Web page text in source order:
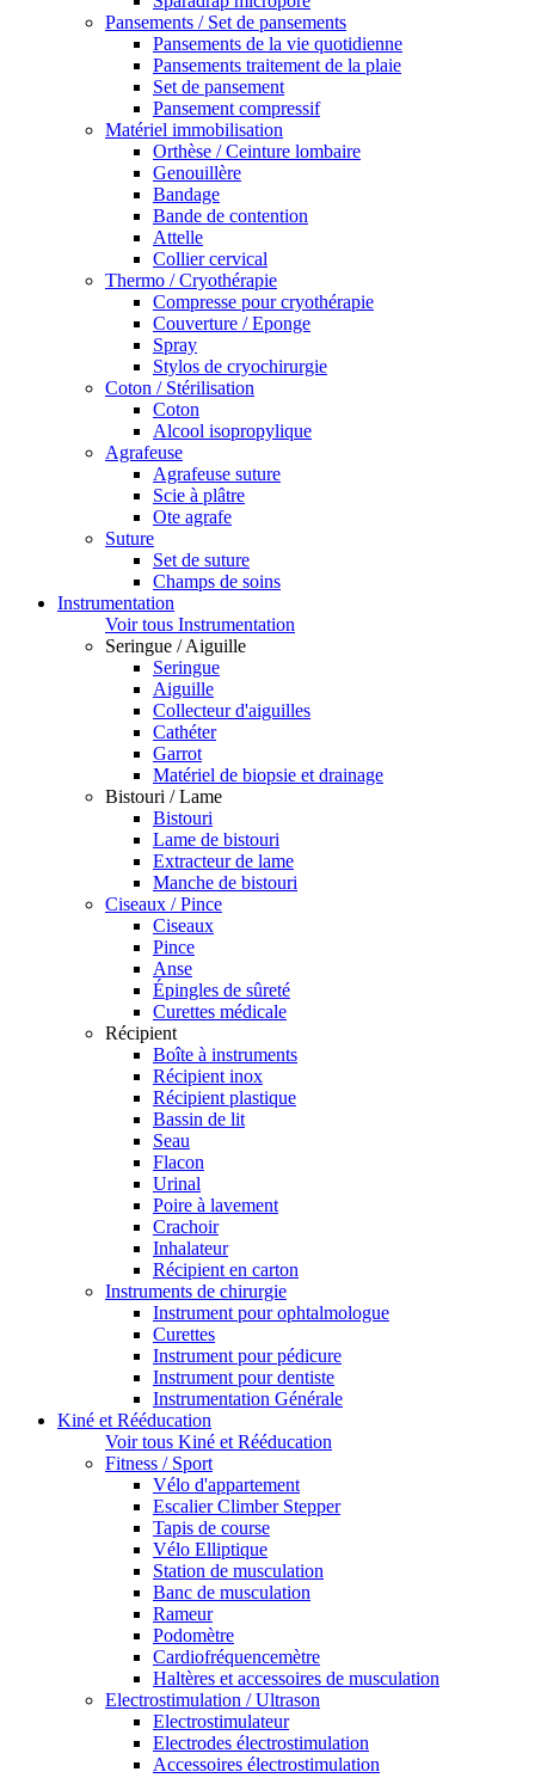
Pansements / Set de pansements
Pansements de la vie quotidienne
Pansements traitement de la plaie
Set de pansement
Pansement compressif
Matériel immobilisation
Orthèse / Ceinture lombaire
Genouillère
Bandage
Bande de contention
Attelle
Collier cervical
Thermo / Cryothérapie
Compresse pour cryothérapie
Couverture / Eponge
Spray
Stylos de cryochirurgie
Coton / Stérilisation
Coton
Alcool isopropylique
Agrafeuse
Agrafeuse suture
Scie à plâtre
Ote agrafe
Suture
Set de suture
Champs de soins
Instrumentation
Voir tous Instrumentation
Seringue / Aiguille
Seringue
Aiguille
Collecteur d'aiguilles
Cathéter
Garrot
Matériel de biopsie et drainage
Bistouri / Lame
Bistouri
Lame de bistouri
Extracteur de lame
Manche de bistouri
Ciseaux / Pince
Ciseaux
Pince
Anse
Épingles de sûreté
Curettes médicale
Récipient
Boîte à instruments
Récipient inox
Récipient plastique
Bassin de lit
Seau
Flacon
Urinal
Poire à lavement
Crachoir
Inhalateur
Récipient en carton
Instruments de chirurgie
Instrument pour ophtalmologue
Curettes
Instrument pour pédicure
Instrument pour dentiste
Instrumentation Générale
Kiné et Rééducation
Voir tous Kiné et Rééducation
Fitness / Sport
Vélo d'appartement
Escalier Climber Stepper
Tapis de course
Vélo Elliptique
Station de musculation
Banc de musculation
Rameur
Podomètre
Cardiofréquencemètre
Haltères et accessoires de musculation
Electrostimulation / Ultrason
Electrostimulateur
Electrodes électrostimulation
Accessoires électrostimulation